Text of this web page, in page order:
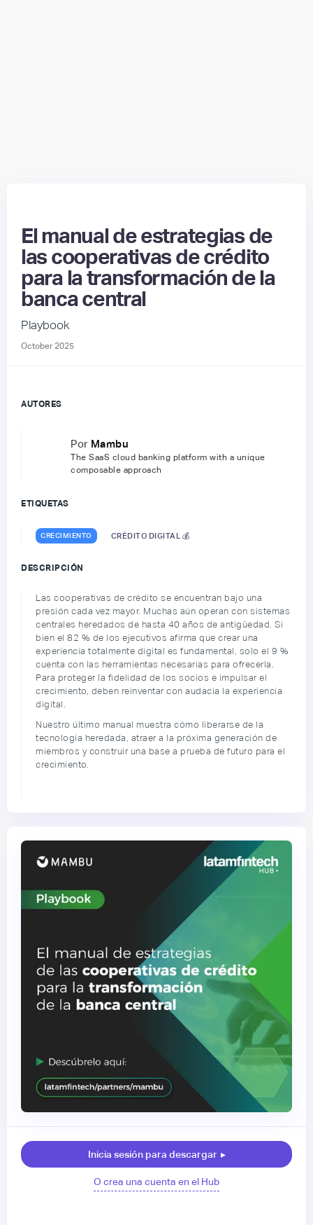
El manual de estrategias de
las cooperativas de crédito
para la transformación de la
banca central
Playbook
October 2025
AUTORES
Por Mambu
The SaaS cloud banking platform with a unique
composable approach
ETIQUETAS
CRECIMIENTO CRÉDITO DIGITAL 💰
DESCRIPCIÓN
Las cooperativas de crédito se encuentran bajo una
presión cada vez mayor. Muchas aún operan con sistemas
centrales heredados de hasta 40 años de antigüedad. Si
bien el 82 % de los ejecutivos afirma que crear una
experiencia totalmente digital es fundamental, solo el 9 %
cuenta con las herramientas necesarias para ofrecerla.
Para proteger la fidelidad de los socios e impulsar el
crecimiento, deben reinventar con audacia la experiencia
digital.
Nuestro último manual muestra cómo liberarse de la
tecnología heredada, atraer a la próxima generación de
miembros y construir una base a prueba de futuro para el
crecimiento.
Inicia sesión para descargar ▸
O crea una cuenta en el Hub